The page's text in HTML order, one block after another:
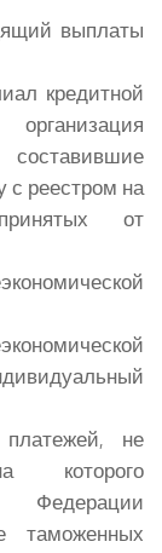
выплаты
кредитной
реестром на
от
не
которого
Федерации
таможенных